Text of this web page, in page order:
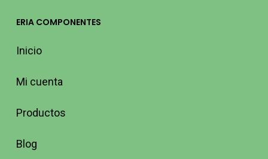
ERIA COMPONENTES
Inicio
Mi cuenta
Productos
Blog